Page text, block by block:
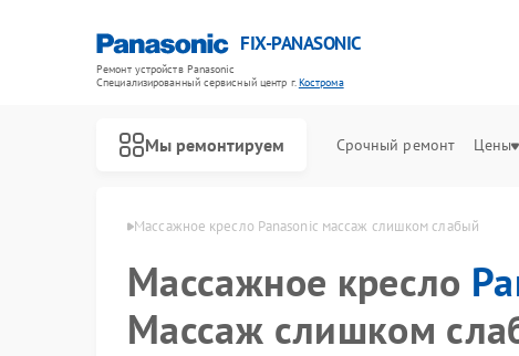
FIX-PANASONIC
Ремонт устройств Panasonic
Специализированный cервисный центр г.Кострома
Мы ремонтируем Срочный ремонт Цены
в Костроме Массажное кресло Panasonic массаж слишком слабый
Массажное кресло
Массаж слишком